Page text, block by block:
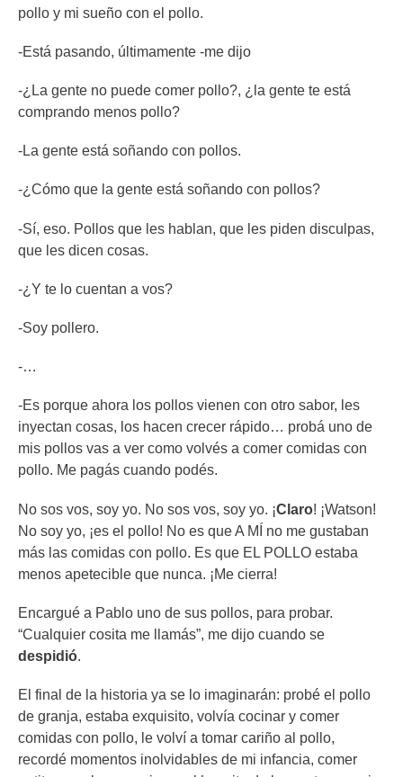
pollo y mi sueño con el pollo.
-Está pasando, últimamente -me dijo
-¿La gente no puede comer pollo?, ¿la gente te está
comprando menos pollo?
-La gente está soñando con pollos.
-¿Cómo que la gente está soñando con pollos?
-Sí, eso. Pollos que les hablan, que les piden disculpas,
que les dicen cosas.
-¿Y te lo cuentan a vos?
-Soy pollero.
-…
-Es porque ahora los pollos vienen con otro sabor, les
inyectan cosas, los hacen crecer rápido… probá uno de
mis pollos vas a ver como volvés a comer comidas con
pollo. Me pagás cuando podés.
No sos vos, soy yo. No sos vos, soy yo. ¡Claro! ¡Watson!
No soy yo, ¡es el pollo! No es que A MÍ no me gustaban
más las comidas con pollo. Es que EL POLLO estaba
menos apetecible que nunca. ¡Me cierra!
Encargué a Pablo uno de sus pollos, para probar.
“Cualquier cosita me llamás”, me dijo cuando se
despidió.
El final de la historia ya se lo imaginarán: probé el pollo
de granja, estaba exquisito, volvía cocinar y comer
comidas con pollo, le volví a tomar cariño al pollo,
recordé momentos inolvidables de mi infancia, comer